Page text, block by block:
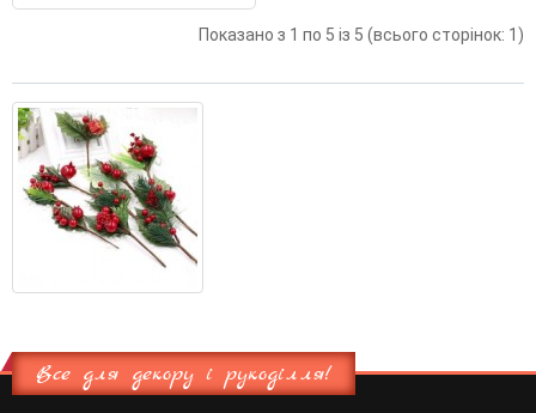
Показано з 1 по 5 із 5 (всього сторінок: 1)
Все для декору і рукоділля!